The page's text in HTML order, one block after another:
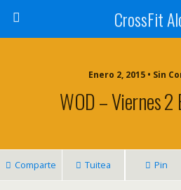
CrossFit
Enero 2, 2015 • Sin
WOD – Viernes
Comparte Tuitea Pin